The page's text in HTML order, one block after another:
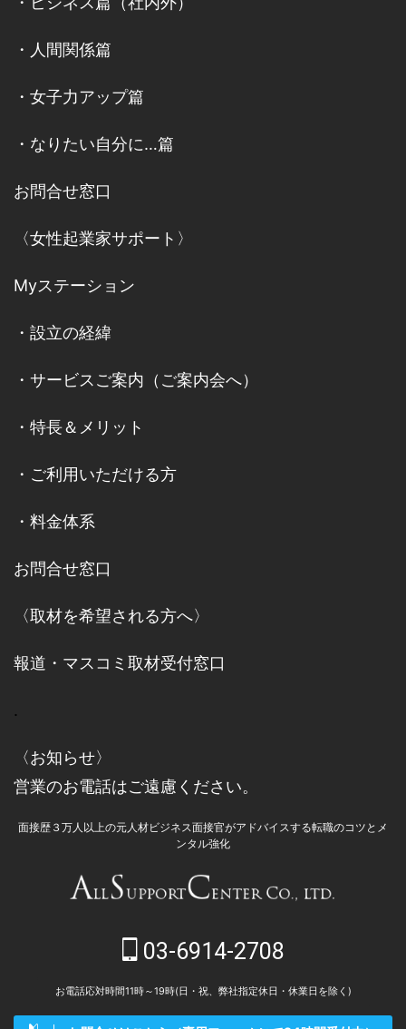
・ 人間関係篇
・ 女子力アップ篇
・ なりたい自分に…篇
お問合せ窓口
〈女性起業家サポート〉
Myステーション
・ 設立の経緯
・ サービスご案内 （ ご案内会へ）
・ 特長＆メリット
・ ご利用いただける方
・ 料金体系
お問合せ窓口
〈取材を希望される方へ〉
報道・マスコミ取材受付窓口
.
〈お知らせ〉
営業のお電話はご遠慮ください。
面接歴３万人以上の元人材ビジネス面接官がアドバイスする転職のコツとメ
ンタル強化
03-6914-2708
お電話応対時間11時～19時(日・祝、弊社指定休日・休業日を除く)